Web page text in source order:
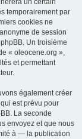
un certain
temporairement par
cookies ne
de session
Un troisième
« oleocene.org »,
et permettant
également créer
est prévu pour
La seconde
envoyez et que nous
à — la publication